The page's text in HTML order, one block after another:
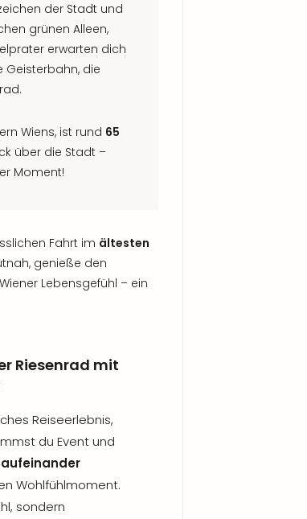
der Stadt und
grünen Alleen,
erwarten dich
Geisterbahn, die
Wiens, ist rund 65
über die Stadt –
Moment!
Fahrt im ältesten
genieße den
Lebensgefühl – ein
Riesenrad mit
Reiseerlebnis,
du Event und
aufeinander
Wohlfühlmoment.
sondern